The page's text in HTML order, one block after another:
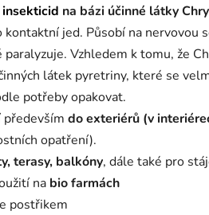
insekticid na bázi účinné látky
kontaktní jed. Působí na nervovou
paralyzuje. Vzhledem k tomu, že
látek pyretriny, které se
potřeby opakovat.
především do exteriérů (v
opatření).
terasy, balkóny, dále také pro
na bio farmách
postřikem